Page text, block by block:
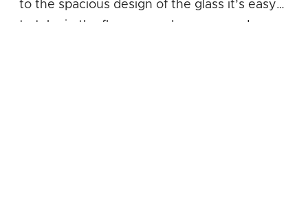
to the spacious design of the glass it’s easy
to take in the flavours and aromas, and your